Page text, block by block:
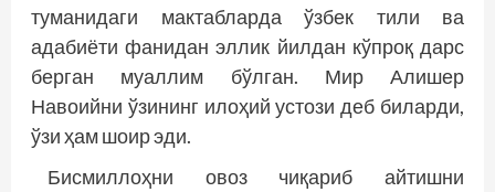
туманидаги мактабларда ўзбек тили ва
адабиёти фанидан эллик йилдан кўпроқ дарс
берган муаллим бўлган. Мир Алишер
Навоийни ўзининг илоҳий устози деб биларди,
ўзи ҳам шоир эди.
Бисмиллоҳни овоз чиқариб айтишни